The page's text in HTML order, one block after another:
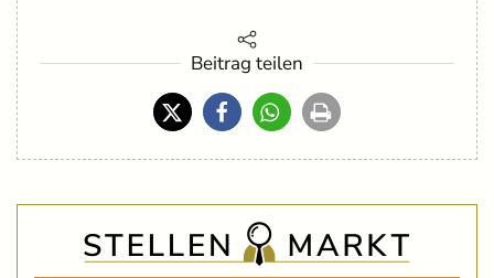
Beitrag teilen